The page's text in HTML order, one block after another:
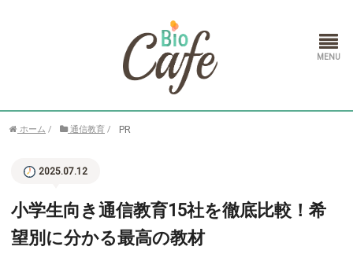
ホーム / 通信教育 / PR
2025.07.12
小学生向き通信教育15社を徹底比較！希
望別に分かる最高の教材